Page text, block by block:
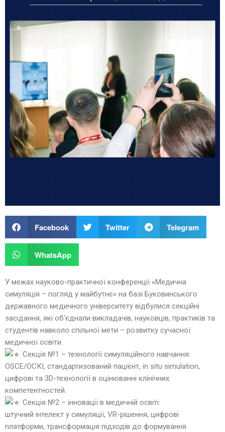
Facebook Twitter Telegram
WhatsApp
У межах науково-практичної конференції «Медична
симуляція – погляд у майбутнє» на базі Буковинського
державного медичного університету відбулися секційні
засідання, які об’єднали викладачів, науковців, практиків та
студентів навколо спільної мети – розвитку сучасної
медичної освіти.
Секція №1 – технології симуляційного навчання:
OSCE/ОСКІ, стандартизований пацієнт, in situ simulation,
цифрові та 3D-технології в оцінюванні клінічних
компетентностей.
Секція №2 – інновації в медичній освіті:
штучний інтелект у симуляції, VR-рішення, цифрові
платформи, трансформація підходів до формування